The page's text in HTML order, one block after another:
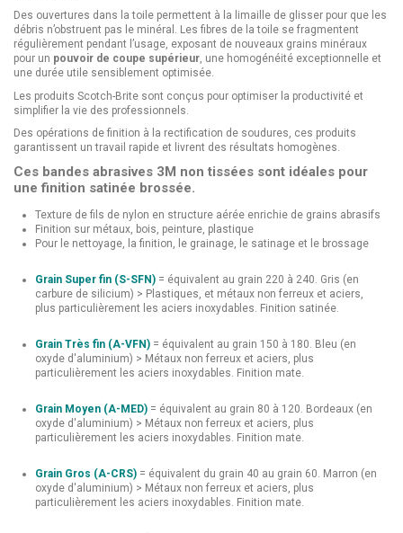
Des ouvertures dans la toile permettent à la limaille de glisser pour que les
débris n’obstruent pas le minéral. Les fibres de la toile se fragmentent
régulièrement pendant l’usage, exposant de nouveaux grains minéraux
pour un pouvoir de coupe supérieur, une homogénéité exceptionnelle et
une durée utile sensiblement optimisée.
Les produits Scotch-Brite sont conçus pour optimiser la productivité et
simplifier la vie des professionnels.
Des opérations de finition à la rectification de soudures, ces produits
garantissent un travail rapide et livrent des résultats homogènes.
Ces bandes abrasives 3M non tissées sont idéales pour
une finition satinée brossée.
Texture de fils de nylon en structure aérée enrichie de grains abrasifs
Finition sur métaux, bois, peinture, plastique
Pour le nettoyage, la finition, le grainage, le satinage et le brossage
Grain Super fin (S-SFN) = équivalent au grain 220 à 240. Gris (en
carbure de silicium) > Plastiques, et métaux non ferreux et aciers,
plus particulièrement les aciers inoxydables. Finition satinée.
Grain Très fin (A-VFN) = équivalent au grain 150 à 180. Bleu (en
oxyde d'aluminium) > Métaux non ferreux et aciers, plus
particulièrement les aciers inoxydables. Finition mate.
Grain Moyen (A-MED) = équivalent au grain 80 à 120. Bordeaux (en
oxyde d'aluminium) > Métaux non ferreux et aciers, plus
particulièrement les aciers inoxydables. Finition mate.
Grain Gros (A-CRS) = équivalent du grain 40 au grain 60. Marron (en
oxyde d'aluminium) > Métaux non ferreux et aciers, plus
particulièrement les aciers inoxydables. Finition mate.